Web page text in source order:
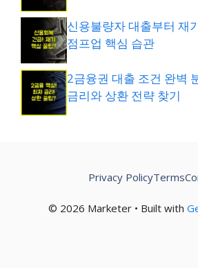
신용불량자 대출부터 재
점프업 핵심 습관
2금융권 대출 조건 완벽
금리와 상환 전략 찾기
© 2026 Marketer • Built with
Privacy PolicyTerms